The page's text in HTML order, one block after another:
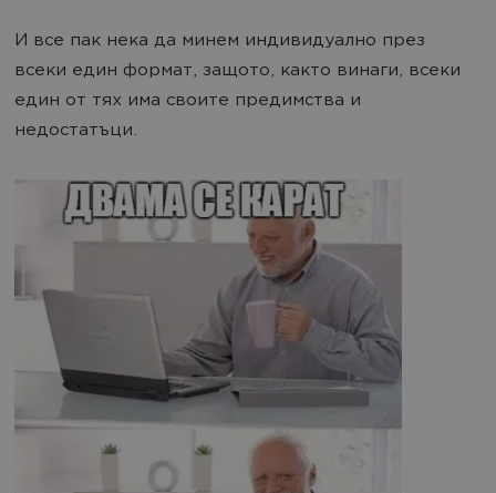
И все пак нека да минем индивидуално през
всеки един формат, защото, както винаги, всеки
един от тях има своите предимства и
недостатъци.